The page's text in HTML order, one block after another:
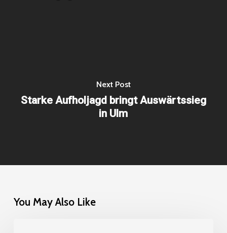
Next Post
Starke Aufholjagd bringt Auswärtssieg
in Ulm
You May Also Like